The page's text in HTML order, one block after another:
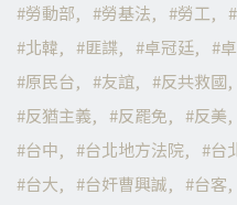
勞動部
勞基法 勞工
北韓
匪諜 卓冠廷
原民台
友誼 反共救國
反猶主義
反罷免 反美
台中
台北地方法院 台
台大
台奸曹興誠 台客